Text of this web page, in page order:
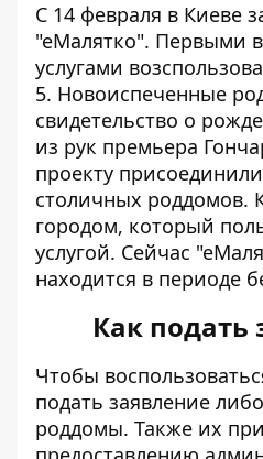
С 14 февраля в Киеве
"еМалятко". Первыми
услугами
5. Новоиспеченные
свидетельство о
из рук премьера
проекту
столичных роддомов.
городом, который
услугой. Сейчас
находится в периоде
Как подать
Чтобы
подать заявление
роддомы. Также их